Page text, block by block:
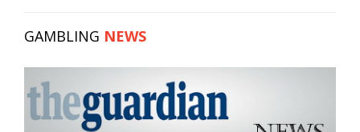
GAMBLING NEWS